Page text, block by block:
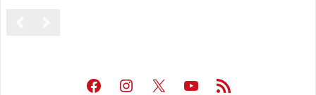
Facebook
Instagram
X Youtube
Feed RSS